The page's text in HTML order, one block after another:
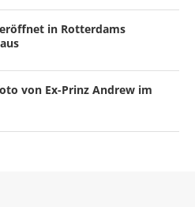
in Rotterdams
von Ex-Prinz Andrew im